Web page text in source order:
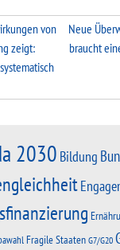
von
zeigt:
Neue
braucht
2030 Bildung
Fragile StaatenG7/G20